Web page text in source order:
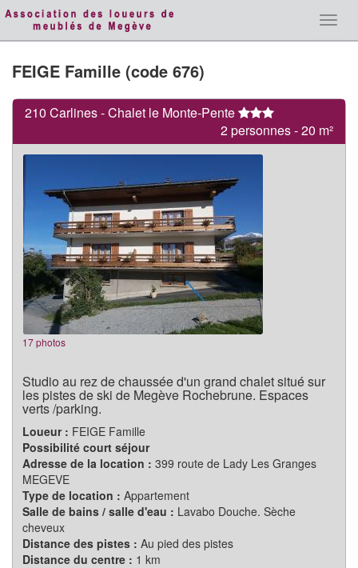
FEIGE Famille (code 676)
210 Carlines - Chalet le Monte-Pente
2 personnes - 20 m²
17 photos
Studio au rez de chaussée d'un grand chalet situé sur
les pistes de ski de Megève Rochebrune. Espaces
verts /parking.
Loueur : FEIGE Famille
Possibilité court séjour
Adresse de la location : 399 route de Lady Les Granges
MEGEVE
Type de location : Appartement
Salle de bains / salle d'eau : Lavabo Douche. Sèche
cheveux
Distance des pistes : Au pied des pistes
Distance du centre : 1 km